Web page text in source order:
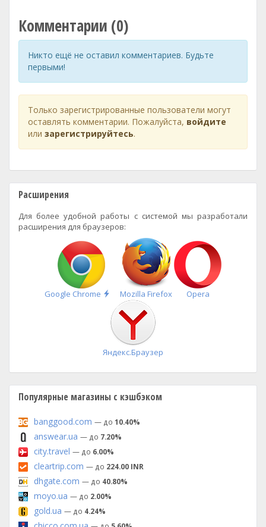
Комментарии (0)
Никто ещё не оставил комментариев. Будьте
первыми!
Только зарегистрированные пользователи могут
оставлять комментарии. Пожалуйста, войдите
или зарегистрируйтесь.
Расширения
Для более удобной работы с системой мы разработали
расширения для браузеров:
Google Chrome
Быстрая
установка
Mozilla Firefox Opera
Яндекс.Браузер
Популярные магазины с кэшбэком
banggood.com — до 10.40%
answear.ua — до 7.20%
city.travel — до 6.00%
cleartrip.com — до 224.00 INR
dhgate.com — до 40.80%
moyo.ua — до 2.00%
gold.ua — до 4.24%